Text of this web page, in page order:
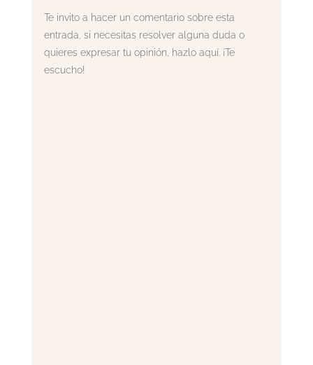
Te invito a hacer un comentario sobre esta
entrada, si necesitas resolver alguna duda o
quieres expresar tu opinión, hazlo aquí. ¡Te
escucho!